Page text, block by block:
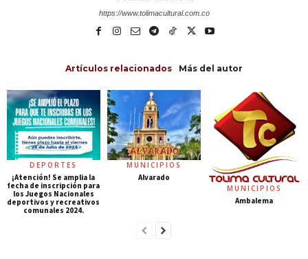
https://www.tolimacultural.com.co
Artículos relacionados Más del autor
DEPORTES
¡Atención! Se amplia la
fecha de inscripción para
los Juegos Nacionales
deportivos y recreativos
comunales 2024.
MUNICIPIOS
Alvarado
MUNICIPIOS
Ambalema